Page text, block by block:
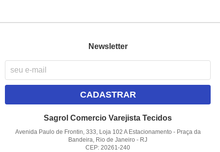
Newsletter
CADASTRAR
Sagrol Comercio Varejista Tecidos
Avenida Paulo de Frontin, 333, Loja 102 A Estacionamento - Praça da
Bandeira, Rio de Janeiro - RJ
CEP: 20261-240